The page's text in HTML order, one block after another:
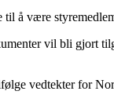
å være
vil bli gjort
vedtekter for